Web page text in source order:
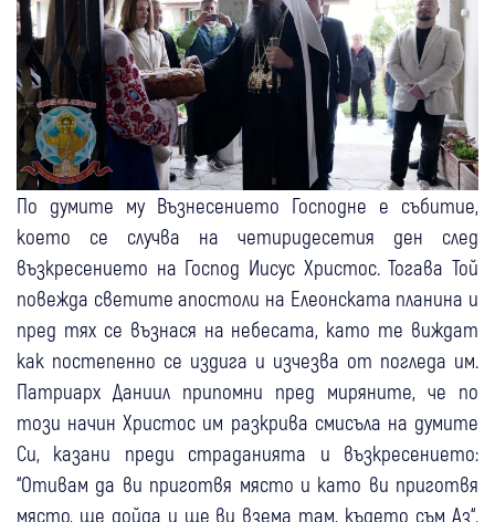
По думите му Възнесението Господне е събитие,
което се случва на четиридесетия ден след
възкресението на Господ Иисус Христос. Тогава Той
повежда светите апостоли на Елеонската планина и
пред тях се възнася на небесата, като те виждат
как постепенно се издига и изчезва от погледа им.
Патриарх Даниил припомни пред миряните, че по
този начин Христос им разкрива смисъла на думите
Си, казани преди страданията и възкресението:
“Отивам да ви приготвя място и като ви приготвя
място, ще дойда и ще ви взема там, където съм Аз“.